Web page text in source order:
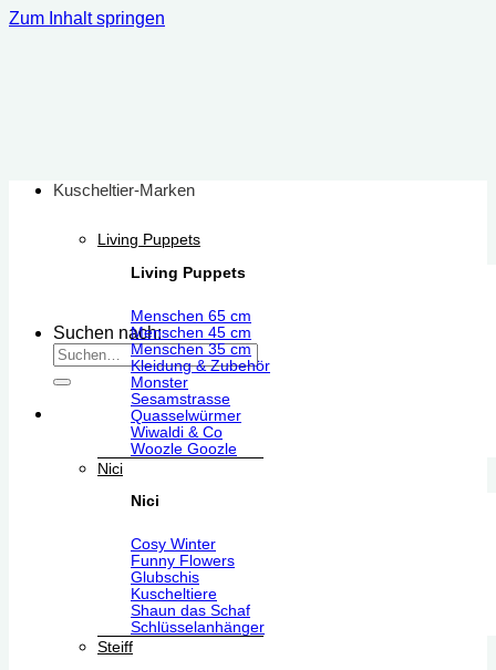
Zum Inhalt springen
Suchen nach:
Kuscheltier-Marken
Living Puppets
Living Puppets
Menschen 65 cm
Menschen 45 cm
Menschen 35 cm
Kleidung & Zubehör
Monster
Sesamstrasse
Quasselwürmer
Wiwaldi & Co
Woozle Goozle
Nici
Nici
Cosy Winter
Funny Flowers
Glubschis
Kuscheltiere
Shaun das Schaf
Schlüsselanhänger
Steiff